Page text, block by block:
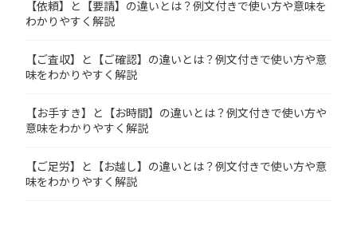
【依頼】と【要請】の違いとは？例文付きで使い方や意味を
わかりやすく解説
【ご査収】と【ご確認】の違いとは？例文付きで使い方や意
味をわかりやすく解説
【お手すき】と【お時間】の違いとは？例文付きで使い方や
意味をわかりやすく解説
【ご足労】と【お越し】の違いとは？例文付きで使い方や意
味をわかりやすく解説